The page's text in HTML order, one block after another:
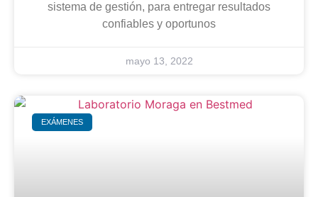
sistema de gestión, para entregar resultados
confiables y oportunos
mayo 13, 2022
EXÁMENES